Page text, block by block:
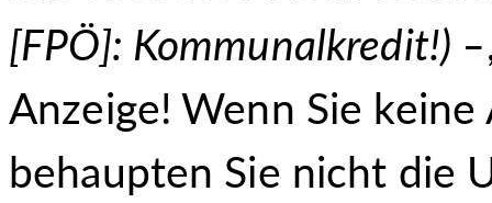
[FPÖ]: Kommunalkredit!) –
Anzeige! Wenn Sie
behaupten Sie nicht die